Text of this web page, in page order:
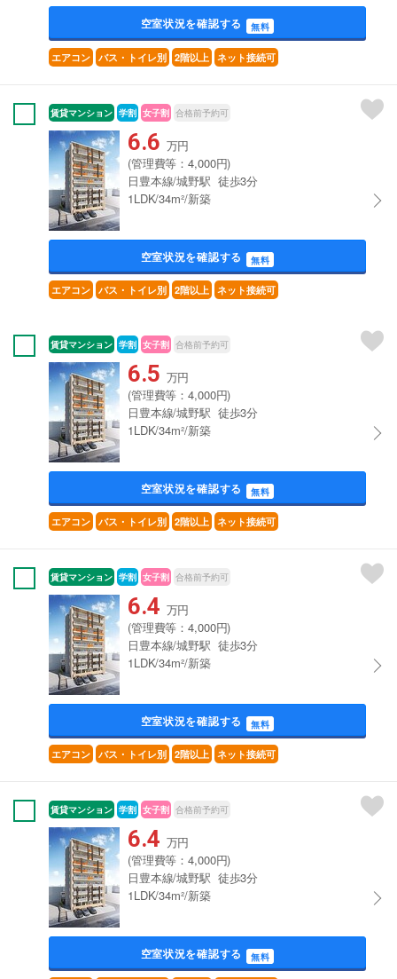
空室状況を確認する 無料
エアコン バス・トイレ別 2階以上 ネット接続可
賃貸マンション 学割 女子割 合格前予約可
6.6 万円
(管理費等：4,000円)
日豊本線/城野駅 徒歩3分
1LDK/34m²/新築
空室状況を確認する 無料
エアコン バス・トイレ別 2階以上 ネット接続可
賃貸マンション 学割 女子割 合格前予約可
6.5 万円
(管理費等：4,000円)
日豊本線/城野駅 徒歩3分
1LDK/34m²/新築
空室状況を確認する 無料
エアコン バス・トイレ別 2階以上 ネット接続可
賃貸マンション 学割 女子割 合格前予約可
6.4 万円
(管理費等：4,000円)
日豊本線/城野駅 徒歩3分
1LDK/34m²/新築
空室状況を確認する 無料
エアコン バス・トイレ別 2階以上 ネット接続可
賃貸マンション 学割 女子割 合格前予約可
6.4 万円
(管理費等：4,000円)
日豊本線/城野駅 徒歩3分
1LDK/34m²/新築
空室状況を確認する 無料